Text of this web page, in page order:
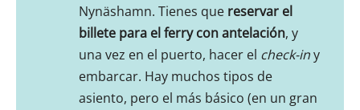
Nynäshamn. Tienes que reservar el
billete para el ferry con antelación, y
una vez en el puerto, hacer el check-iny
embarcar. Hay muchos tipos de
asiento, pero el más básico (en un gran